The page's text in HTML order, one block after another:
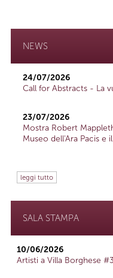
NEWS
24/07/2026
Call for Abstracts - La
23/07/2026
Mostra Robert
Museo dell'Ara Pacis e
leggi tutto
SALA STAMPA
10/06/2026
Artisti a Villa Borghese #3